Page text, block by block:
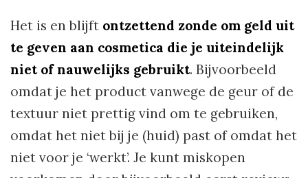
Het is en blijft ontzettend zonde om geld uit
te geven aan cosmetica die je uiteindelijk
niet of nauwelijks gebruikt. Bijvoorbeeld
omdat je het product vanwege de geur of de
textuur niet prettig vind om te gebruiken,
omdat het niet bij je (huid) past of omdat het
niet voor je ‘werkt’. Je kunt miskopen